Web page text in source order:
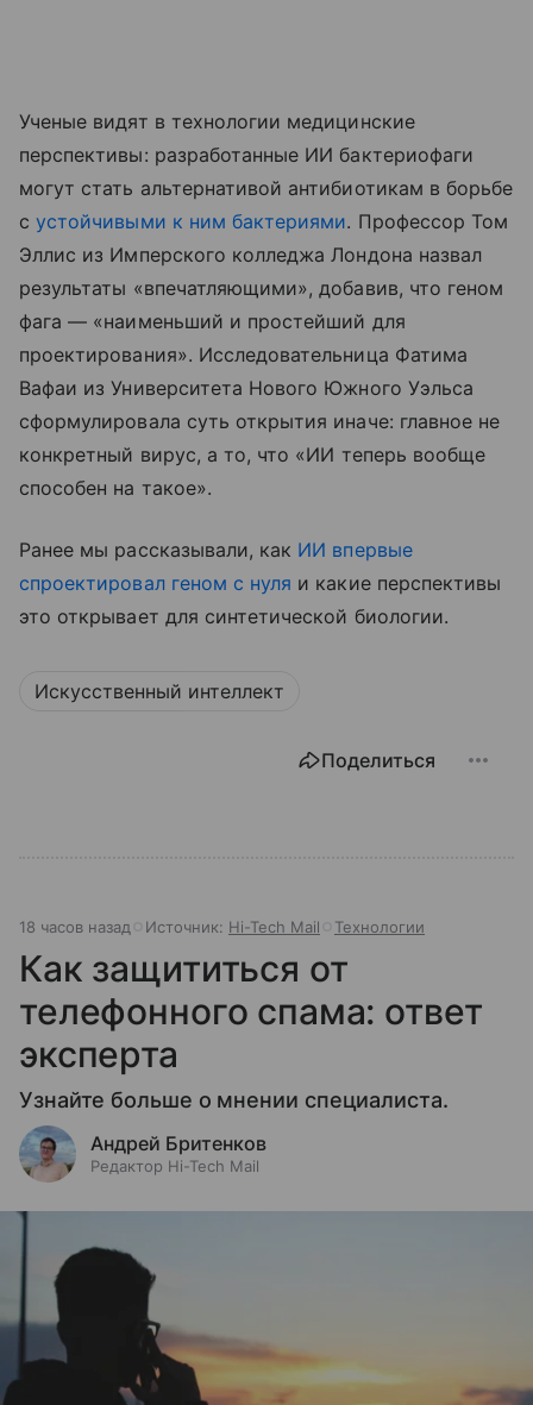
Ученые видят в технологии медицинские
перспективы: разработанные ИИ бактериофаги
могут стать альтернативой антибиотикам в борьбе
сустойчивыми к ним бактериями. Профессор Том
Эллис из Имперского колледжа Лондона назвал
результаты «впечатляющими», добавив, что геном
фага — «наименьший и простейший для
проектирования». Исследовательница Фатима
Вафаи из Университета Нового Южного Уэльса
сформулировала суть открытия иначе: главное не
конкретный вирус, а то, что «ИИ теперь вообще
способен на такое».
Ранее мы рассказывали, как ИИ впервые
спроектировал геном с нуля и какие перспективы
это открывает для синтетической биологии.
Искусственный интеллект
Поделиться
18 часов назад Источник: Hi-Tech Mail Технологии
Как защититься от
телефонного спама: ответ
эксперта
Узнайте больше о мнении специалиста.
Андрей Бритенков
Редактор Hi-Tech Mail